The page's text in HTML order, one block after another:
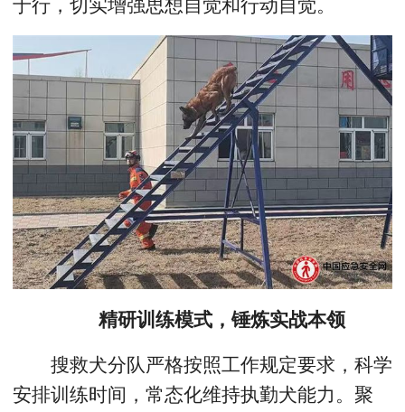
于行，切实增强思想自觉和行动自觉。
精研训练模式，锤炼实战本领
搜救犬分队严格按照工作规定要求，科学
安排训练时间，常态化维持执勤犬能力。聚